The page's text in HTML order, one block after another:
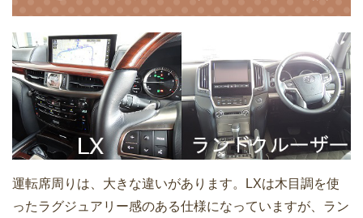
運転席周りは、大きな違いがあります。LXは木目調を使
ったラグジュアリー感のある仕様になっていますが、ラン